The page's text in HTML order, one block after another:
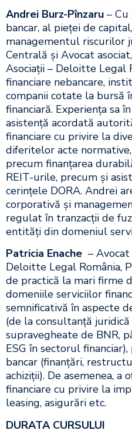
Andrei Burz-Pînzaru –
bancar, al pieței de
managementul riscurilor
Centrală și Avocat
Asociații – Deloitte Legal
financiare nebancare,
companii cotate la bursă
financiară. Experiența sa
asistență acordată
financiare cu privire la
diferitelor acte
precum finanțarea
REIT-urile, precum și
cerințele DORA. Andrei
corporativă și
regulat în tranzacții de
entități din domeniul
Patricia Enache –
Deloitte Legal România,
de practică la mari firme
domeniile serviciilor
semnificativă în aspecte
(de la consultanță
supravegheate de BNR,
ESG în sectorul
bancar (finanțări,
achiziții). De asemenea,
financiare cu privire la
leasing, asigurări etc.
DURATA CURSULUI